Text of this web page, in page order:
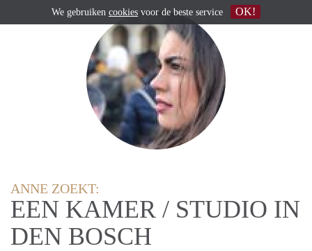
ANNE ZOEKT:
EEN KAMER / STUDIO IN
DEN BOSCH
We gebruiken cookies voor de beste service OK!